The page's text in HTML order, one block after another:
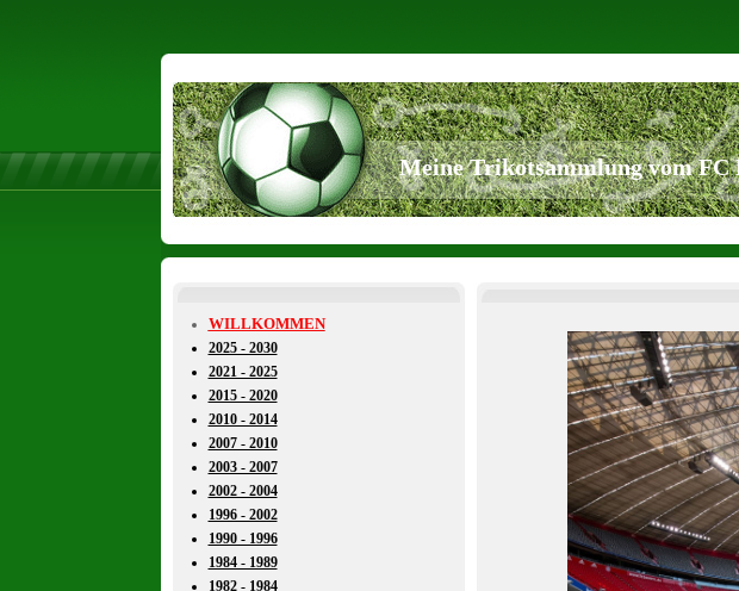
Meine Trikotsammlung vom FC
WILLKOMMEN
2025 - 2030
2021 - 2025
2015 - 2020
2010 - 2014
2007 - 2010
2003 - 2007
2002 - 2004
1996 - 2002
1990 - 1996
1984 - 1989
1982 - 1984